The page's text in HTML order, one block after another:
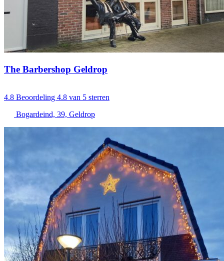
The Barbershop Geldrop
4.8 Beoordeling 4.8 van 5 sterren
Bogardeind, 39, Geldrop